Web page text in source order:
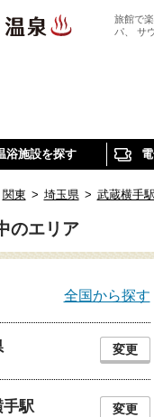
旅館で
パ、 サ
浴施設を探す
関東 > 埼玉県 > 武蔵横手駅
のエリア
全国から探す
変更
手駅 変更